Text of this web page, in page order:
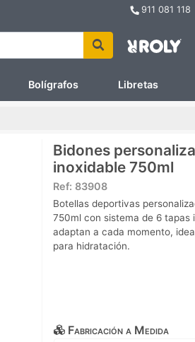
911 081 118
Bolígrafos Libretas
Bidones
inoxidable 750ml
Ref: 83908
Botellas deportivas
750ml con sistema de 6 tapas
adaptan a cada momento,
para hidratación.
Fabricación a Medida